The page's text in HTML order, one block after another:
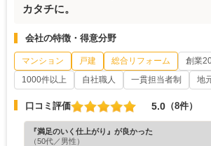
カタチに。
会社の特徴・得意分野
マンション 戸建 総合リフォーム
創業
1000件以上
自社職人 一貫担当者制 地
口コミ評価 5.0 （8件）
『満足のいく仕上がり』が良かった
（50代／男性）